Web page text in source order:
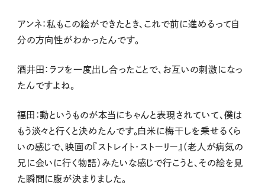
アンネ：私もこの絵ができたとき、これで前に進めるって自
分の方向性がわかったんです。
酒井田：ラフを一度出し合ったことで、お互いの刺激になっ
たんですよね。
福田：動というものが本当にちゃんと表現されていて、僕は
もう淡々と行くと決めたんです。白米に梅干しを乗せるくら
いの感じで、映画の『ストレイト・ストーリー』（老人が病気の
兄に会いに行く物語）みたいな感じで行こうと、その絵を見
た瞬間に腹が決まりました。